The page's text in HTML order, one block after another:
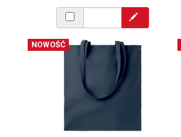
NOWOŚĆ